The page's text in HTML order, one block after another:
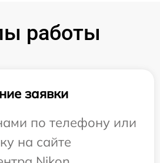
работы
заявки
по телефону или
на сайте